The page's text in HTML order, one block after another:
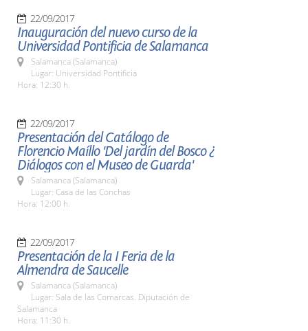
22/09/2017
Inauguración del nuevo curso de la
Universidad Pontificia de Salamanca
Salamanca (Salamanca)
Lugar: Universidad Pontificia
Hora: 12:30 h.
22/09/2017
Presentación del Catálogo de
Florencio Maíllo 'Del jardín del Bosco ¿
Diálogos con el Museo de Guarda'
Salamanca (Salamanca)
Lugar: Casa de las Conchas
Hora: 12:00 h.
22/09/2017
Presentación de la I Feria de la
Almendra de Saucelle
Salamanca (Salamanca)
Lugar: Sala de las Comarcas. Diputación de
Salamanca
Hora: 11:30 h.